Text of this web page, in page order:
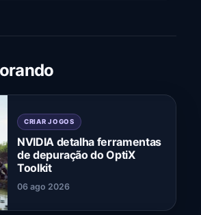
CRIAR JOGOS
NVIDIA detalha ferramentas
de depuração do OptiX
Toolkit
06 ago 2026